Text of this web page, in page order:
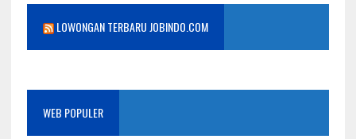
LOWONGAN TERBARU JOBINDO.COM
WEB POPULER